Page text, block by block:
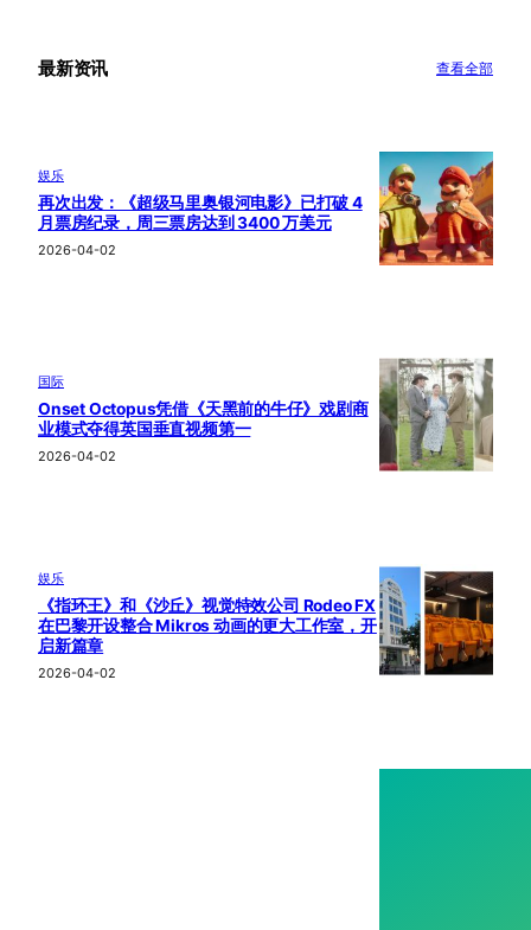
最新资讯 查看全部
娱乐
再次出发：《超级马里奥银河电影》已打破 4
月票房纪录，周三票房达到 3400 万美元
2026-04-02
国际
Onset Octopus凭借《天黑前的牛仔》戏剧商
业模式夺得英国垂直视频第一
2026-04-02
娱乐
《指环王》和《沙丘》视觉特效公司 Rodeo FX
在巴黎开设整合 Mikros 动画的更大工作室，开
启新篇章
2026-04-02